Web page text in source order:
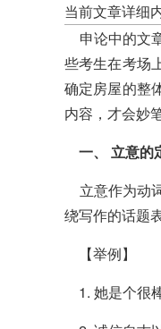
当前文章详细
申论中的文
些考生在考场
确定房屋的整
内容，才会妙
一、 立意的
立意作为动
绕写作的话题
【举例】
1. 她是个很